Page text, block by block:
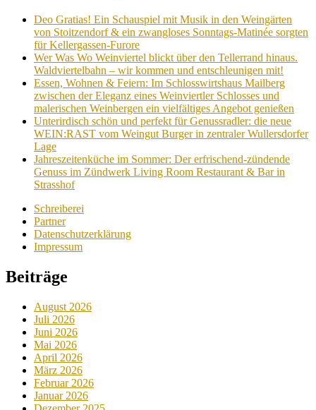
Deo Gratias! Ein Schauspiel mit Musik in den Weingärten
von Stoitzendorf & ein zwangloses Sonntags-Matinée sorgten
für Kellergassen-Furore
Wer Was Wo Weinviertel blickt über den Tellerrand hinaus.
Waldviertelbahn – wir kommen und entschleunigen mit!
Essen, Wohnen & Feiern: Im Schlosswirtshaus Mailberg
zwischen der Eleganz eines Weinviertler Schlosses und
malerischen Weinbergen ein vielfältiges Angebot genießen
Unterirdisch schön und perfekt für Genussradler: die neue
WEIN:RAST vom Weingut Burger in zentraler Wullersdorfer
Lage
Jahreszeitenküche im Sommer: Der erfrischend-zündende
Genuss im Zündwerk Living Room Restaurant & Bar in
Strasshof
Schreiberei
Partner
Datenschutzerklärung
Impressum
Beiträge
August 2026
Juli 2026
Juni 2026
Mai 2026
April 2026
März 2026
Februar 2026
Januar 2026